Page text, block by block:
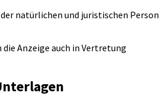
natürlichen und juristischen Person
Anzeige auch in Vertretung